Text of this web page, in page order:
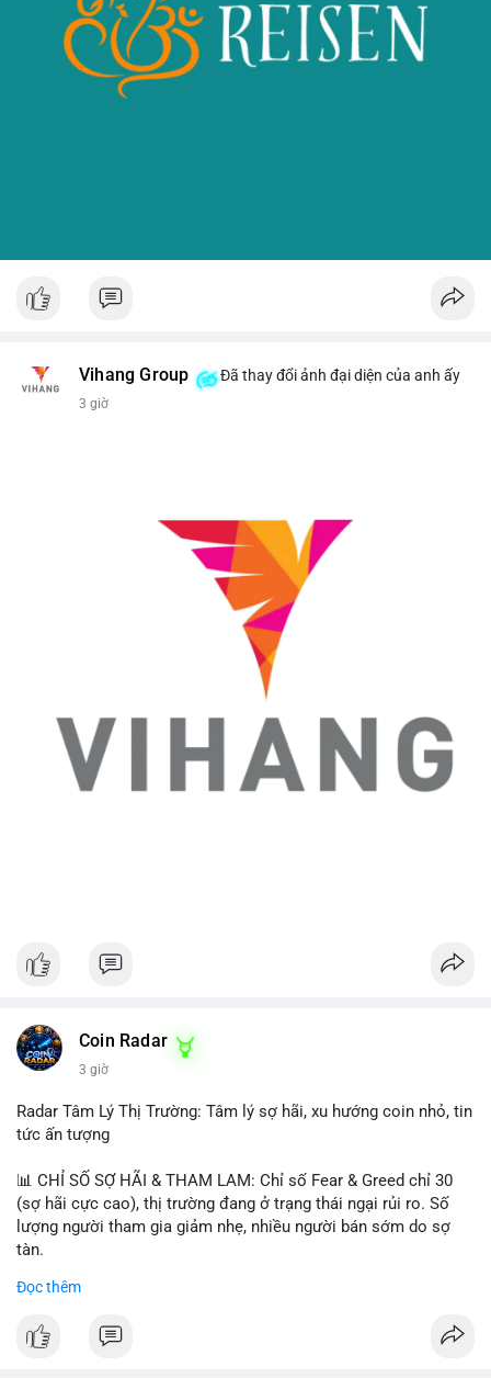
Vihang Group Đã thay đổi ảnh đại diện của anh ấy
3 giờ
Coin Radar
3 giờ
Radar Tâm Lý Thị Trường: Tâm lý sợ hãi, xu hướng coin nhỏ, tin
tức ấn tượng
📊 CHỈ SỐ SỢ HÃI & THAM LAM: Chỉ số Fear & Greed chỉ 30
(sợ hãi cực cao), thị trường đang ở trạng thái ngại rủi ro. Số
lượng người tham gia giảm nhẹ, nhiều người bán sớm do sợ
tàn.
📈 XU HƯỚNG TÌM KIẾM & THẢO LUẬN: Biconomy (BICO),
coin được tìm kiếm nhiều nhất. Chủ đề NFT (Pudgy Penguins),
Đọc thêm